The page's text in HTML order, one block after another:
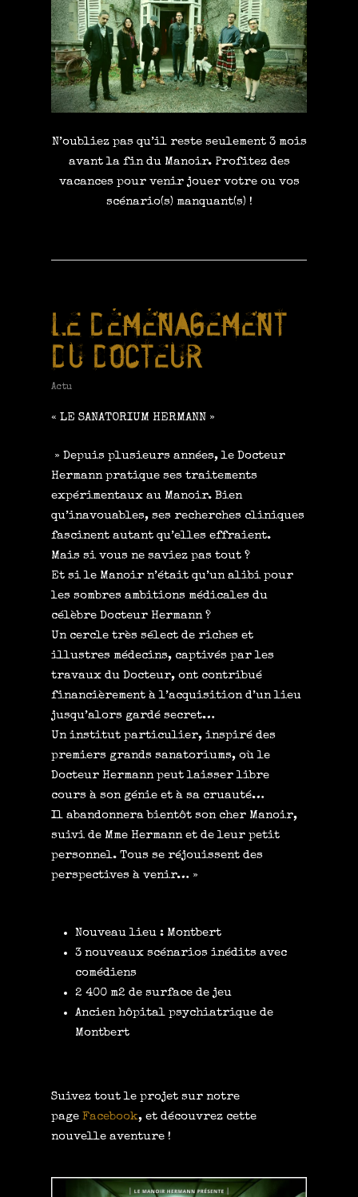
N’oubliez pas qu’il reste seulement 3 mois
avant la fin du Manoir. Profitez des
vacances pour venir jouer votre ou vos
scénario(s) manquant(s) !
LE DÉMÉNAGEMENT
DU DOCTEUR
Actu
« LE SANATORIUM HERMANN »
» Depuis plusieurs années, le Docteur
Hermann pratique ses traitements
expérimentaux au Manoir. Bien
qu’inavouables, ses recherches cliniques
fascinent autant qu’elles effraient.
Mais si vous ne saviez pas tout ?
Et si le Manoir n’était qu’un alibi pour
les sombres ambitions médicales du
célèbre Docteur Hermann ?
Un cercle très sélect de riches et
illustres médecins, captivés par les
travaux du Docteur, ont contribué
financièrement à l’acquisition d’un lieu
jusqu’alors gardé secret…
Un institut particulier, inspiré des
premiers grands sanatoriums, où le
Docteur Hermann peut laisser libre
cours à son génie et à sa cruauté…
Il abandonnera bientôt son cher Manoir,
suivi de Mme Hermann et de leur petit
personnel. Tous se réjouissent des
perspectives à venir… »
Nouveau lieu : Montbert
3 nouveaux scénarios inédits avec
comédiens
2 400 m2 de surface de jeu
Ancien hôpital psychiatrique de
Montbert
Suivez tout le projet sur notre
page Facebook, et découvrez cette
nouvelle aventure !